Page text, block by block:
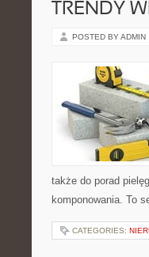
TRENDY
POSTED BY ADMIN
także do porad
komponowania. To
CATEGORIES: